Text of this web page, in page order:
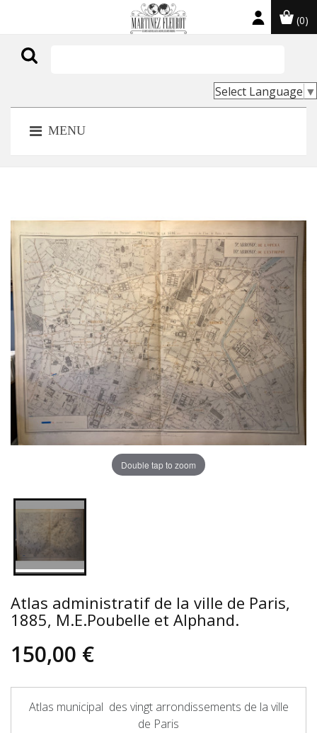
(0)
Select Language ▼
MENU
Double tap to zoom
Atlas administratif de la ville de Paris,
1885, M.E.Poubelle et Alphand.
150,00 €
Atlas municipal des vingt arrondissements de la ville
de Paris